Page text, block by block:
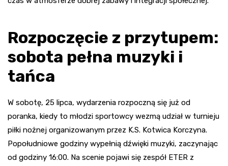
Rozpoczęcie z przytupem:
sobota pełna muzyki i
tańca
W sobotę, 25 lipca, wydarzenia rozpoczną się już od
poranka, kiedy to młodzi sportowcy wezmą udział w turnieju
piłki nożnej organizowanym przez K.S. Kotwica Korczyna.
Popołudniowe godziny wypełnią dźwięki muzyki, zaczynając
od godziny 16:00. Na scenie pojawi się zespół ETER z